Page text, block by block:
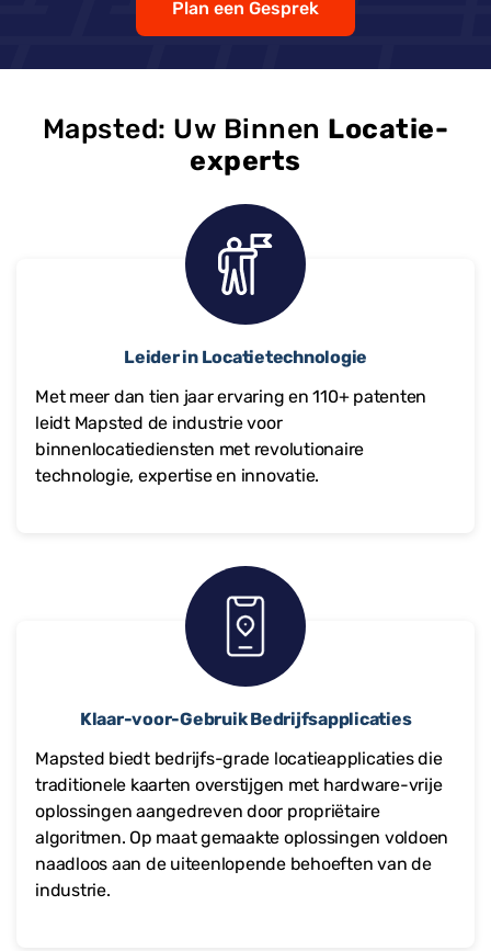
Plan een Gesprek
Mapsted: Uw Binnen Locatie-
experts
Leider in Locatietechnologie
Met meer dan tien jaar ervaring en110+patenten
leidt Mapsted de industrie voor
binnenlocatiediensten met revolutionaire
technologie, expertise en innovatie.
Klaar-voor-Gebruik Bedrijfsapplicaties
Mapsted biedt bedrijfs-grade locatieapplicaties die
traditionele kaarten overstijgen met hardware-vrije
oplossingen aangedreven door propriëtaire
algoritmen. Op maat gemaakte oplossingen voldoen
naadloos aan de uiteenlopende behoeften van de
industrie.